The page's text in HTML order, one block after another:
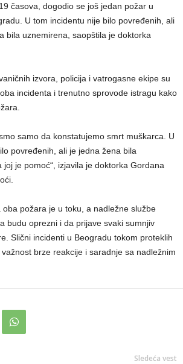
časova, dogodio se još jedan požar u
U tom incidentu nije bilo povređenih, ali
bila uznemirena, saopštila je doktorka
izvora, policija i vatrogasne ekipe su
incidenta i trenutno sprovode istragu kako
samo da konstatujemo smrt muškarca. U
povređenih, ali je jedna žena bila
joj je pomoć“, izjavila je doktorka Gordana
požara je u toku, a nadležne službe
budu oprezni i da prijave svaki sumnjiv
Slični incidenti u Beogradu tokom proteklih
brze reakcije i saradnje sa nadležnim
Sledeća vest